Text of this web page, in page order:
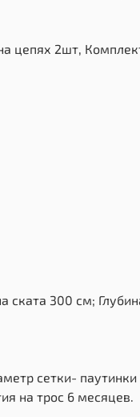
цепях 2шт,
ската 300 см;
сетки- паутинки
на трос 6 месяцев.